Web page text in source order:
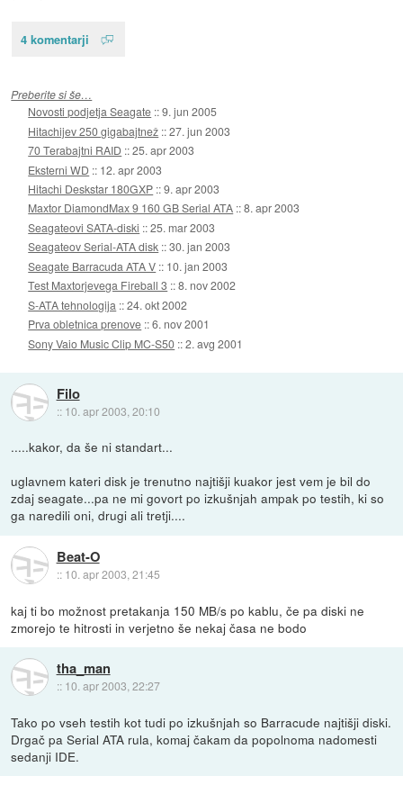
4 komentarji
Preberite si še…
Novosti podjetja Seagate ::9. jun 2005
Hitachijev 250 gigabajtnež ::27. jun 2003
70 Terabajtni RAID ::25. apr 2003
Eksterni WD :: 12. apr 2003
Hitachi Deskstar 180GXP ::9. apr 2003
Maxtor DiamondMax 9 160 GB Serial ATA ::8. apr 2003
Seagateovi SATA-diski ::25. mar 2003
Seagateov Serial-ATA disk ::30. jan 2003
Seagate Barracuda ATA V :: 10. jan 2003
Test Maxtorjevega Fireball 3 ::8. nov 2002
S-ATA tehnologija ::24. okt 2002
Prva obletnica prenove ::6. nov 2001
Sony Vaio Music Clip MC-S50 ::2. avg 2001
Filo
:: 10. apr 2003, 20:10
.....kakor, da še ni standart...
uglavnem kateri disk je trenutno najtišji kuakor jest vem je bil do
zdaj seagate...pa ne mi govort po izkušnjah ampak po testih, ki so
ga naredili oni, drugi ali tretji....
Beat-O
:: 10. apr 2003, 21:45
kaj ti bo možnost pretakanja 150 MB/s po kablu, če pa diski ne
zmorejo te hitrosti in verjetno še nekaj časa ne bodo
tha_man
:: 10. apr 2003, 22:27
Tako po vseh testih kot tudi po izkušnjah so Barracude najtišji diski.
Drgač pa Serial ATA rula, komaj čakam da popolnoma nadomesti
sedanji IDE.